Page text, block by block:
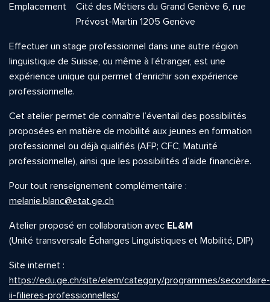
Emplacement
Cité des Métiers du Grand Genève 6, rue
Prévost-Martin 1205 Genève
Effectuer un stage professionnel dans une autre région
linguistique de Suisse, ou même à l’étranger, est une
expérience unique qui permet d’enrichir son expérience
professionnelle.
Cet atelier permet de connaître l’éventail des possibilités
proposées en matière de mobilité aux jeunes en formation
professionnel ou déjà qualifiés (AFP; CFC, Maturité
professionnelle), ainsi que les possibilités d’aide financière.
Pour tout renseignement complémentaire :
melanie.blanc@etat.ge.ch
Atelier proposé en collaboration avec EL&M
(Unité transversale Échanges Linguistiques et Mobilité, DIP)
Site internet :
https://edu.ge.ch/site/elem/category/programmes/secondaire-
ii-filieres-professionnelles/